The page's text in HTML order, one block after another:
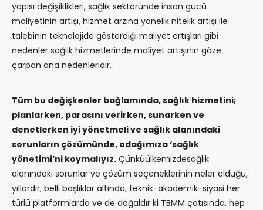
yapısı değişiklikleri, sağlık sektöründe insan gücü
maliyetinin artışı, hizmet arzına yönelik nitelik artışı ile
talebinin teknolojide gösterdiği maliyet artışları gibi
nedenler sağlık hizmetlerinde maliyet artışının göze
çarpan ana nedenleridir.
Tüm bu değişkenler bağlamında, sağlık hizmetini;
planlarken, parasını verirken, sunarken ve
denetlerken iyi yönetmeli ve sağlık alanındaki
sorunların çözümünde, odağımıza ‘sağlık
yönetimi’ni koymalıyız. Çünküülkemizdesağlık
alanındaki sorunlar ve çözüm seçeneklerinin neler olduğu,
yıllardır, belli başlıklar altında, teknik-akademik-siyasi her
türlü platformlarda ve de doğaldır ki TBMM çatısında, hep